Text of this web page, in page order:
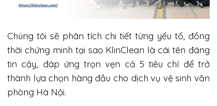
Chúng tôi sẽ phân tích chi tiết từng yếu tố, đồng
thời chứng minh tại sao KlinClean là cái tên đáng
tin cậy, đáp ứng trọn vẹn cả 5 tiêu chí để trở
thành lựa chọn hàng đầu cho dịch vụ vệ sinh văn
phòng Hà Nội.